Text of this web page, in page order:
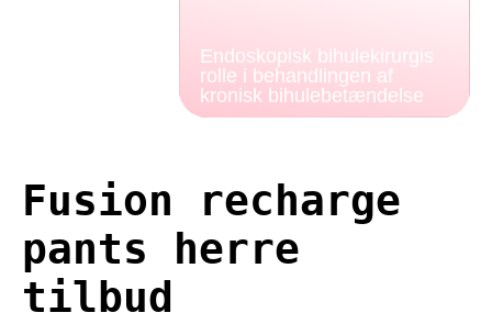
Endoskopisk bihulekirurgis
rolle i behandlingen af
kronisk bihulebetændelse
Fusion recharge
pants herre
tilbud